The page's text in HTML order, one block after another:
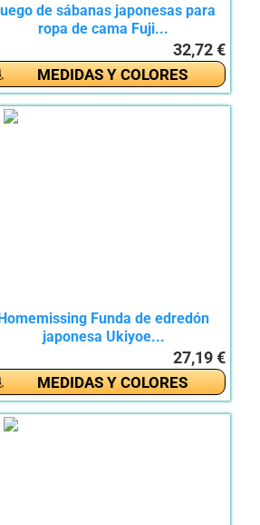
de sábanas japonesas para
ropa de cama Fuji...
32,72 €
MEDIDAS Y COLORES
Homemissing Funda de edredón
japonesa Ukiyoe...
27,19 €
MEDIDAS Y COLORES